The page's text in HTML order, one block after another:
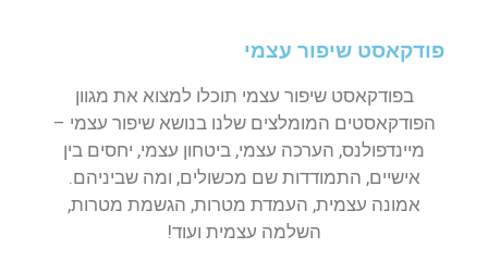
פודקאסט שיפור עצמי
בפודקאסט שיפור עצמי תוכלו למצוא את מגוון
הפודקאסטים המומלצים שלנו בנושא שיפור עצמי –
מיינדפולנס, הערכה עצמי, ביטחון עצמי, יחסים בין
אישיים, התמודדות שם מכשולים, ומה שביניהם.
אמונה עצמית, העמדת מטרות, הגשמת מטרות,
השלמה עצמית ועוד!